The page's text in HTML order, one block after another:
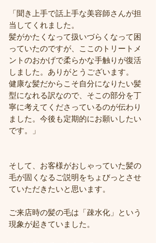
「聞き上手で話上手な美容師さんが担
当してくれました。
髪がかたくなって扱いづらくなって困
っていたのですが、ここのトリートメ
ントのおかげで柔らかな手触りが復活
しました。ありがとうございます。
健康な髪だからこそ自分になりたい髪
型になれる訳なので、そこの部分を丁
寧に考えてくださっているのが伝わり
ました。今後も定期的にお願いしたい
です。」
そして、お客様がおしゃっていた髪の
毛が固くなるご説明をちょびっとさせ
ていただきたいと思います。
ご来店時の髪の毛は「疎水化」という
現象が起きていました。